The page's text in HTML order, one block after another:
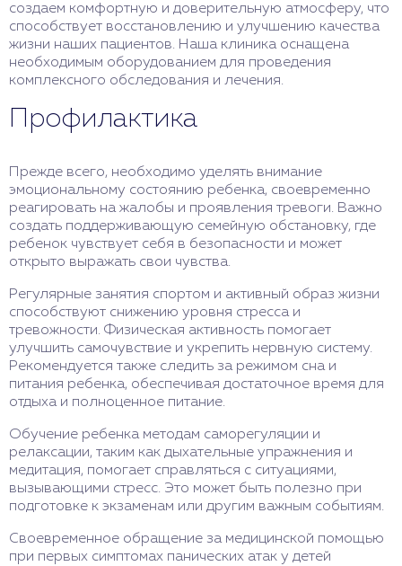
создаем комфортную и доверительную атмосферу, что
способствует восстановлению и улучшению качества
жизни наших пациентов. Наша клиника оснащена
необходимым оборудованием для проведения
комплексного обследования и лечения.
Профилактика
Прежде всего, необходимо уделять внимание
эмоциональному состоянию ребенка, своевременно
реагировать на жалобы и проявления тревоги. Важно
создать поддерживающую семейную обстановку, где
ребенок чувствует себя в безопасности и может
открыто выражать свои чувства.
Регулярные занятия спортом и активный образ жизни
способствуют снижению уровня стресса и
тревожности. Физическая активность помогает
улучшить самочувствие и укрепить нервную систему.
Рекомендуется также следить за режимом сна и
питания ребенка, обеспечивая достаточное время для
отдыха и полноценное питание.
Обучение ребенка методам саморегуляции и
релаксации, таким как дыхательные упражнения и
медитация, помогает справляться с ситуациями,
вызывающими стресс. Это может быть полезно при
подготовке к экзаменам или другим важным событиям.
Своевременное обращение за медицинской помощью
при первых симптомах панических атак у детей